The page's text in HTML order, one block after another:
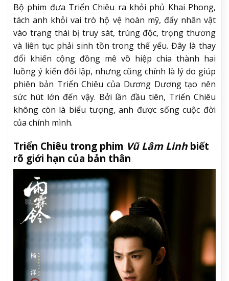
Bộ phim đưa Triển Chiêu ra khỏi phủ Khai Phong,
tách anh khỏi vai trò hộ vệ hoàn mỹ, đẩy nhân vật
vào trạng thái bị truy sát, trúng độc, trọng thương
và liên tục phải sinh tồn trong thế yếu. Đây là thay
đổi khiến cộng đồng mê võ hiệp chia thành hai
luồng ý kiến đối lập, nhưng cũng chính là lý do giúp
phiên bản Triển Chiêu của Dương Dương tạo nên
sức hút lớn đến vậy. Bởi lần đầu tiên, Triển Chiêu
không còn là biểu tượng, anh được sống cuộc đời
của chính mình.
Triển Chiêu trong phim Vũ Lâm Linh biết
rõ giới hạn của bản thân